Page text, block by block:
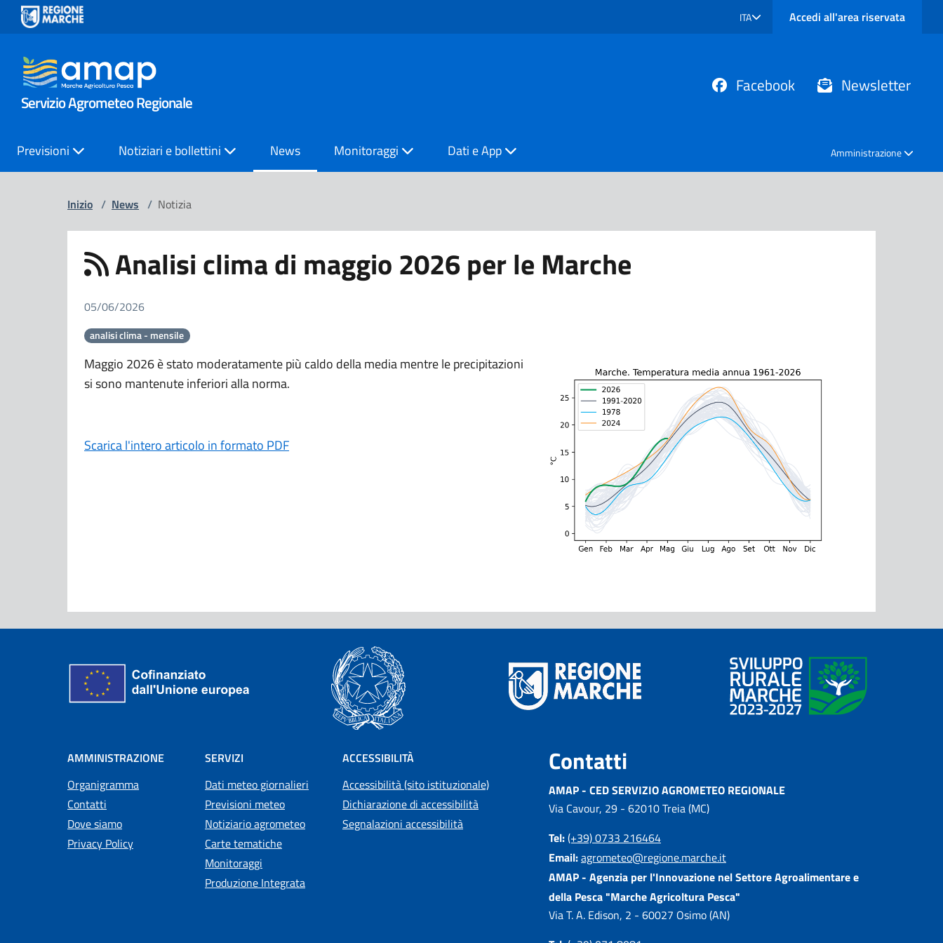
SELEZIONE LINGUA: LINGUA SELEZIONATA
ITA Accedi all'area riservata
Servizio Agrometeo Regionale
Facebook Newsletter
Previsioni Notiziari e bollettini News Monitoraggi Dati e App Amministrazione
Inizio / News / Notizia
Analisi clima di maggio 2026 per le Marche
05/06/2026
analisi clima - mensile
Maggio 2026 è stato moderatamente più caldo della media mentre le precipitazioni
si sono mantenute inferiori alla norma.
Scarica l'intero articolo in formato PDF
AMMINISTRAZIONE
Organigramma
Contatti
Dove siamo
Privacy Policy
SERVIZI
Dati meteo giornalieri
Previsioni meteo
Notiziario agrometeo
Carte tematiche
Monitoraggi
Produzione Integrata
ACCESSIBILITÀ
Accessibilità (sito istituzionale)
Dichiarazione di accessibilità
Segnalazioni accessibilità
Contatti
AMAP - CED SERVIZIO AGROMETEO REGIONALE
Via Cavour, 29 - 62010 Treia (MC)
Tel:(+39) 0733 216464
Email:agrometeo@regione.marche.it
AMAP - Agenzia per l'Innovazione nel Settore Agroalimentare e
della Pesca "Marche Agricoltura Pesca"
Via T. A. Edison, 2 - 60027 Osimo (AN)